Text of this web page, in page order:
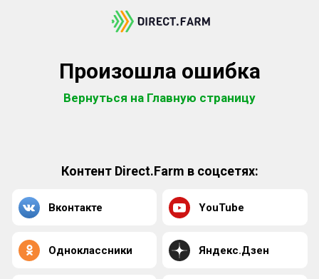
Произошла ошибка
Вернуться на Главную страницу
Контент Direct.Farm в соцсетях:
Вконтакте YouTube
Одноклассники Яндекс.Дзен